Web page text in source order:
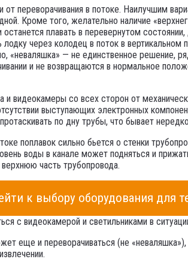
переворачивания в потоке. Наилучшим
Кроме того, желательно наличие
плавать в перевернутом
через колодец в поток в
«неваляшка» — не единственное решение,
и не возвращаются в нормальное
видеокамеры со всех сторон от
выступающих электронных
по дну трубы, что бывает
поплавок сильно бьется о стенки
воды в канале может подняться и
часть трубопровода.
к выбору оборудования для
с видеокамерой и светильниками в
еще и переворачиваться (не